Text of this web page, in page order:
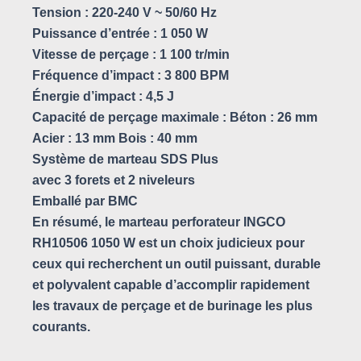
Tension : 220-240 V ~ 50/60 Hz
Puissance d’entrée : 1 050 W
Vitesse de perçage : 1 100 tr/min
Fréquence d’impact : 3 800 BPM
Énergie d’impact : 4,5 J
Capacité de perçage maximale : Béton : 26 mm
Acier : 13 mm Bois : 40 mm
Système de marteau SDS Plus
avec 3 forets et 2 niveleurs
Emballé par BMC
En résumé, le marteau perforateur INGCO
RH10506 1050 W est un choix judicieux pour
ceux qui recherchent un outil puissant, durable
et polyvalent capable d’accomplir rapidement
les travaux de perçage et de burinage les plus
courants.